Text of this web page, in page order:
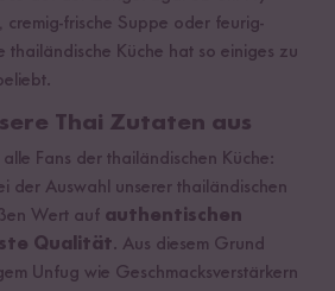
frische Suppe oder feurig-
thailändische Küche hat so einiges zu
Thai Zutaten aus
Fans der thailändischen Küche:
der Auswahl unserer thailändischen
Wert auf authentischen
Qualität. Aus diesem Grund
Unfug wie Geschmacksverstärkern